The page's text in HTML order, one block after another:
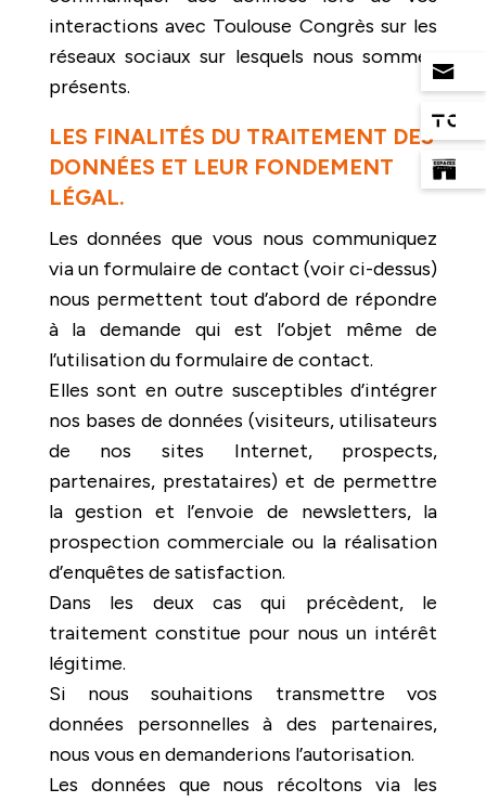
interactions avec Toulouse Congrès sur les
réseaux sociaux sur lesquels nous sommes
présents.
LES FINALITÉS DU TRAITEMENT DES
DONNÉES ET LEUR FONDEMENT
LÉGAL.
Les données que vous nous communiquez
via un formulaire de contact (voir ci-dessus)
nous permettent tout d’abord de répondre
à la demande qui est l’objet même de
l’utilisation du formulaire de contact.
Elles sont en outre susceptibles d’intégrer
nos bases de données (visiteurs, utilisateurs
de nos sites Internet, prospects,
partenaires, prestataires) et de permettre
la gestion et l’envoie de newsletters, la
prospection commerciale ou la réalisation
d’enquêtes de satisfaction.
Dans les deux cas qui précèdent, le
traitement constitue pour nous un intérêt
légitime.
Si nous souhaitions transmettre vos
données personnelles à des partenaires,
nous vous en demanderions l’autorisation.
Les données que nous récoltons via les